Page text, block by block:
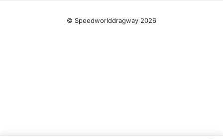
© Speedworlddragway 2026